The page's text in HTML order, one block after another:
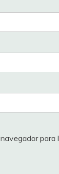
para